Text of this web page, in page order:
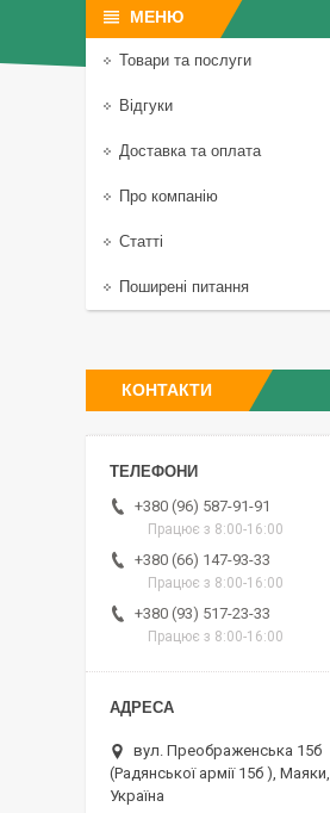
Товари та послуги
Відгуки
Доставка та оплата
Про компанію
Статті
Поширені питання
КОНТАКТИ
+380 (96) 587-91-91
Працює з 8:00-16:00
+380 (66) 147-93-33
Працює з 8:00-16:00
+380 (93) 517-23-33
Працює з 8:00-16:00
вул. Преображенська 15б
(Радянської армії 15б ), Маяки,
Україна